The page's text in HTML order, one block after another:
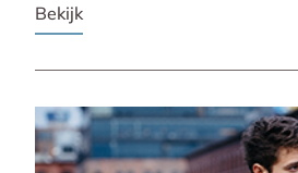
Vivaldi wordt gebracht door de
opera’s tekenen het Radio
Bekijk